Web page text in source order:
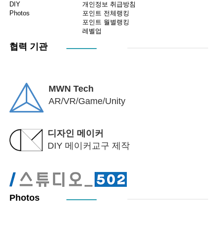
DIY
Photos
개인정보 취급방침
포인트 전체랭킹
포인트 월별랭킹
레벨업
협력 기관
MWN Tech
AR/VR/Game/Unity
디자인 메이커
DIY 메이커교구 제작
Photos